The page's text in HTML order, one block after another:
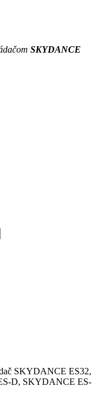
SKYDANCE
SKYDANCE ES32,
D, SKYDANCE ES-